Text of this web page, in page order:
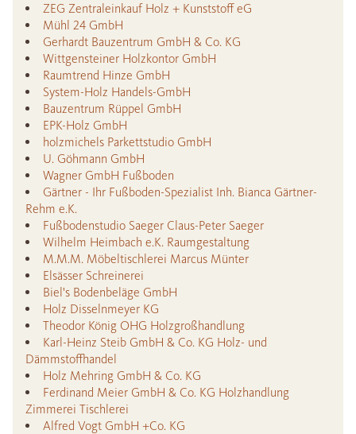
ZEG Zentraleinkauf Holz + Kunststoff eG
Mühl 24 GmbH
Gerhardt Bauzentrum GmbH & Co. KG
Wittgensteiner Holzkontor GmbH
Raumtrend Hinze GmbH
System-Holz Handels-GmbH
Bauzentrum Rüppel GmbH
EPK-Holz GmbH
holzmichels Parkettstudio GmbH
U. Göhmann GmbH
Wagner GmbH Fußboden
Gärtner - Ihr Fußboden-Spezialist Inh. Bianca Gärtner-
Rehm e.K.
Fußbodenstudio Saeger Claus-Peter Saeger
Wilhelm Heimbach e.K. Raumgestaltung
M.M.M. Möbeltischlerei Marcus Münter
Elsässer Schreinerei
Biel's Bodenbeläge GmbH
Holz Disselnmeyer KG
Theodor König OHG Holzgroßhandlung
Karl-Heinz Steib GmbH & Co. KG Holz- und
Dämmstoffhandel
Holz Mehring GmbH & Co. KG
Ferdinand Meier GmbH & Co. KG Holzhandlung
Zimmerei Tischlerei
Alfred Vogt GmbH +Co. KG